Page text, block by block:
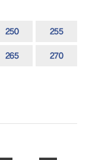
250 255
265 270
니로퍼